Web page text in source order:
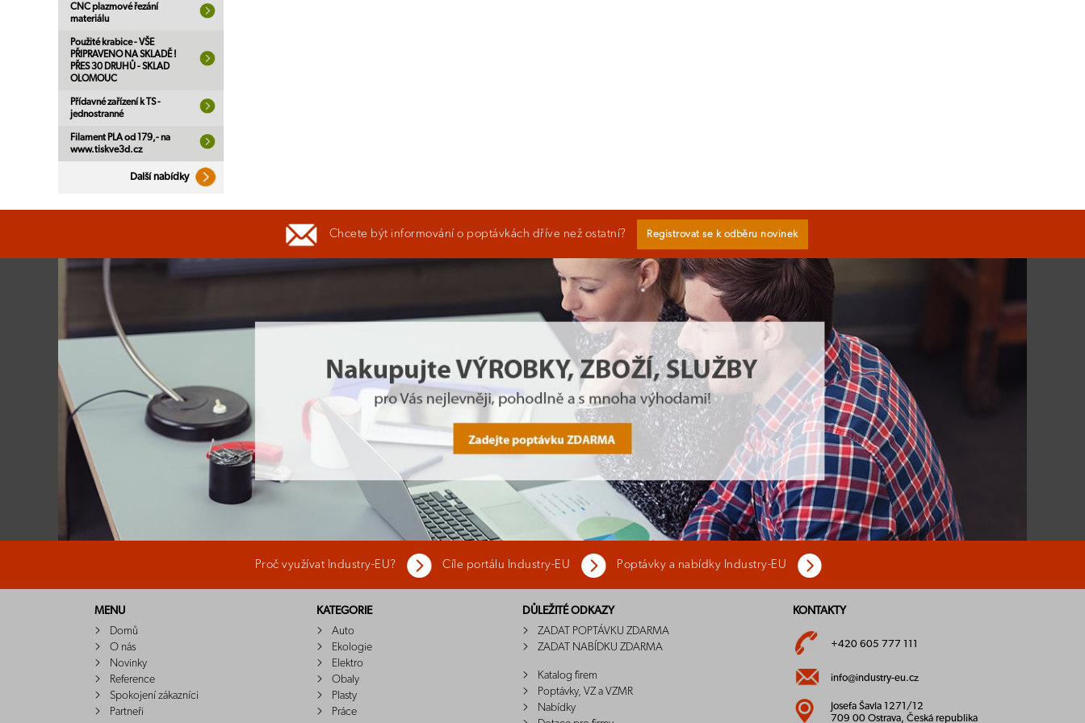
CNC plazmové řezání
materiálu
Použité krabice - VŠE
PŘIPRAVENO NA SKLADĚ !
PŘES 30 DRUHŮ - SKLAD
OLOMOUC
Přídavné zařízení k TS -
jednostranné
Filament PLA od 179,- na
www.tiskve3d.cz
Další nabídky
Chcete být informování o poptávkách dříve než ostatní? Registrovat se k odběru novinek
Proč využívat Industry-EU? Cíle portálu Industry-EU Poptávky a nabídky Industry-EU
MENU
Domů
O nás
Novinky
Reference
Spokojení zákazníci
Partneři
KATEGORIE
Auto
Ekologie
Elektro
Obaly
Plasty
Práce
DŮLEŽITÉ ODKAZY
ZADAT POPTÁVKU ZDARMA
ZADAT NABÍDKU ZDARMA
Katalog firem
Poptávky, VZ a VZMR
Nabídky
KONTAKTY
+420 605 777 111
info@industry-eu.cz
Josefa Šavla 1271/12
709 00 Ostrava, Česká republika